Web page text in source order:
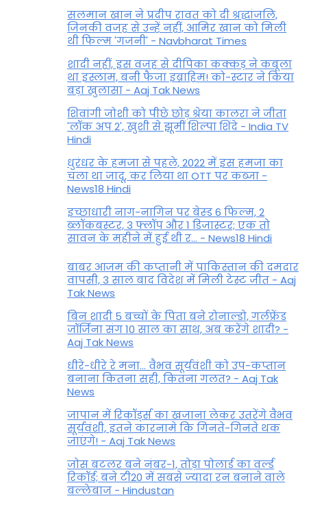
सलमान खान ने प्रदीप रावत को दी श्रद्धांजलि,
जिनकी वजह से उन्हें नहीं, आमिर खान को मिली
थी फिल्म 'गजनी' - Navbharat Times
शादी नहीं, इस वजह से दीपिका कक्कड़ ने कबूला
था इस्लाम, बनी फैजा इब्राहिम! को-स्टार ने किया
बड़ा खुलासा - Aaj Tak News
शिवांगी जोशी को पीछे छोड़ श्रेया कालरा ने जीता
'लॉक अप 2', खुशी से झूमीं शिल्पा शिंदे - India TV
Hindi
धुरंधर के हमजा से पहले, 2022 में इस हमजा का
चला था जादू, कर लिया था OTT पर कब्जा -
News18 Hindi
इच्छाधारी नाग-नागिन पर बेस्ड 6 फिल्म, 2
ब्लॉकबस्टर, 3 फ्लॉप और 1 डिजास्टर; एक तो
सावन के महीने में हुई थी र... - News18 Hindi
बाबर आजम की कप्तानी में पाकिस्तान की दमदार
वापसी, 3 साल बाद विदेश में मिली टेस्ट जीत - Aaj
Tak News
बिन शादी 5 बच्चों के पिता बने रोनाल्डो, गर्लफ्रेंड
जॉर्जिना संग 10 साल का साथ, अब करेंगे शादी? -
Aaj Tak News
धीरे-धीरे रे मना… वैभव सूर्यवंशी को उप-कप्तान
बनाना कितना सही, कितना गलत? - Aaj Tak
News
जापान में रिकॉर्ड्स का खजाना लेकर उतरेंगे वैभव
सूर्यवंशी, इतने कारनामे कि गिनते-गिनते थक
जाएंगे! - Aaj Tak News
जोस बटलर बने नंबर-1, तोड़ा पोलार्ड का वर्ल्ड
रिकॉर्ड; बने टी20 में सबसे ज्यादा रन बनाने वाले
बल्लेबाज - Hindustan